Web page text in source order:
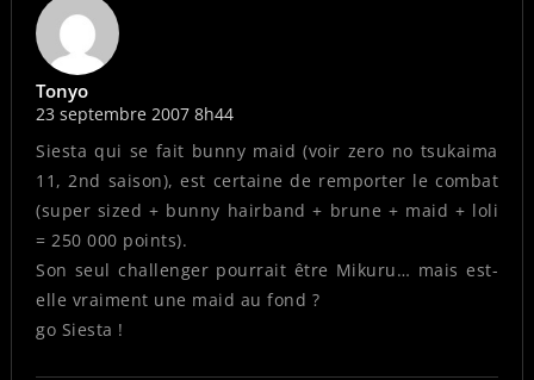
Tonyo
23 septembre 2007 8h44
Siesta qui se fait bunny maid (voir zero no tsukaima
11, 2nd saison), est certaine de remporter le combat
(super sized + bunny hairband + brune + maid + loli
= 250 000 points).
Son seul challenger pourrait être Mikuru… mais est-
elle vraiment une maid au fond ?
go Siesta !